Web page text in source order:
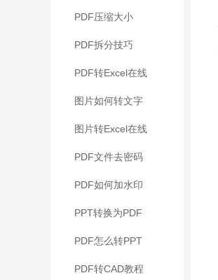
PDF压缩大小
PDF拆分技巧
PDF转Excel在线
图片如何转文字
图片转Excel在线
PDF文件去密码
PDF如何加水印
PPT转换为PDF
PDF怎么转PPT
PDF转CAD教程